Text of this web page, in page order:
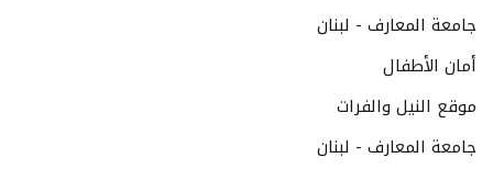
جامعة المعارف - لبنان
أمان الأطفال
موقع النيل والفرات
جامعة المعارف - لبنان